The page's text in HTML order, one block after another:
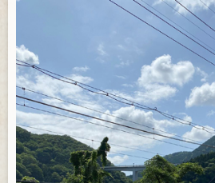
ギャラリー
お問い合わせ